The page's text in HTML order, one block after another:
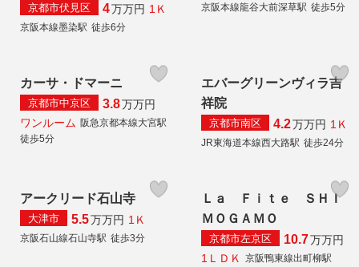
京都市伏見区 4万万円 1Ｋ
京阪本線墨染駅 徒歩6分
京阪本線龍谷大前深草駅 徒歩5分
カーサ・ドマーニ
京都市中京区 3.8万万円
ワンルーム 阪急京都本線大宮駅
徒歩5分
エバーグリーンヴィラ吉
祥院
京都市南区 4.2万万円 1Ｋ
JR東海道本線西大路駅 徒歩24分
アークリード石山寺
大津市 5.5万万円 1Ｋ
京阪石山線石山寺駅 徒歩3分
Ｌａ Ｆｉｔｅ ＳＨＩ
ＭＯＧＡＭＯ
京都市左京区 10.7万万円
1ＬＤＫ
京阪鴨東線出町柳駅